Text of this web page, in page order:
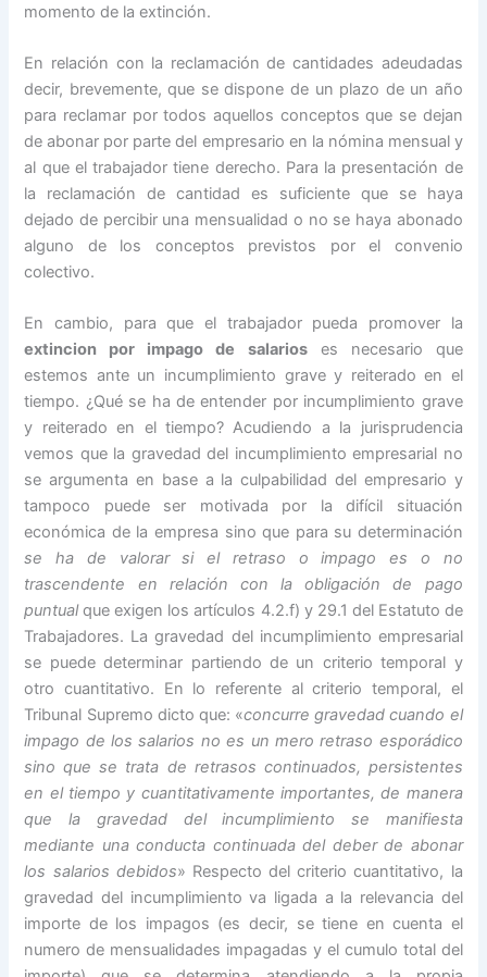
momento de la extinción.
En relación con la reclamación de cantidades adeudadas
decir, brevemente, que se dispone de un plazo de un año
para reclamar por todos aquellos conceptos que se dejan
de abonar por parte del empresario en la nómina mensual y
al que el trabajador tiene derecho. Para la presentación de
la reclamación de cantidad es suficiente que se haya
dejado de percibir una mensualidad o no se haya abonado
alguno de los conceptos previstos por el convenio
colectivo.
En cambio, para que el trabajador pueda promover la
extincion por impago de salarioses necesario que
estemos ante un incumplimiento grave y reiterado en el
tiempo. ¿Qué se ha de entender por incumplimiento grave
y reiterado en el tiempo? Acudiendo a la jurisprudencia
vemos que la gravedad del incumplimiento empresarial no
se argumenta en base a la culpabilidad del empresario y
tampoco puede ser motivada por la difícil situación
económica de la empresa sino que para su determinación
se ha de valorar si el retraso o impago es o no
trascendente en relación con la obligación de pago
puntualque exigen los artículos 4.2.f) y 29.1 del Estatuto de
Trabajadores. La gravedad del incumplimiento empresarial
se puede determinar partiendo de un criterio temporal y
otro cuantitativo. En lo referente al criterio temporal, el
Tribunal Supremo dicto que: «concurre gravedad cuando el
impago de los salarios no es un mero retraso esporádico
sino que se trata de retrasos continuados, persistentes
en el tiempo y cuantitativamente importantes, de manera
que la gravedad del incumplimiento se manifiesta
mediante una conducta continuada del deber de abonar
los salarios debidos» Respecto del criterio cuantitativo, la
gravedad del incumplimiento va ligada a la relevancia del
importe de los impagos (es decir, se tiene en cuenta el
numero de mensualidades impagadas y el cumulo total del